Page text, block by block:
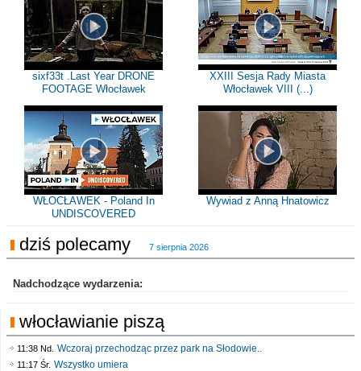
sixf33t .Last Year DRONE
FOOTAGE Włocławek
XXIII Sesja Rady Miasta
Włocławek VIII (...)
WŁOCŁAWEK - Poland In
UNDISCOVERED
Wywiad z Anną Hnatowicz
dziś polecamy 7 sierpnia 2026
Nadchodzące wydarzenia:
włocławianie piszą
11:38 Nd. Wczoraj przechodząc przez park na Słodowie..
11:17 Śr. Wszystko umiera